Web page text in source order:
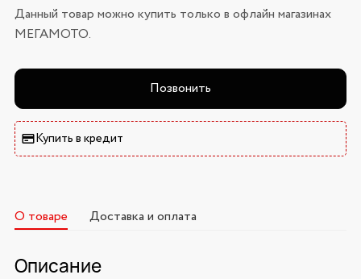
Данный товар можно купить только в офлайн магазинах
МЕГАМОТО.
Позвонить
Купить в кредит
О товаре Доставка и оплата
Описание